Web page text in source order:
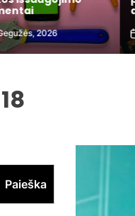
2026
Paieška